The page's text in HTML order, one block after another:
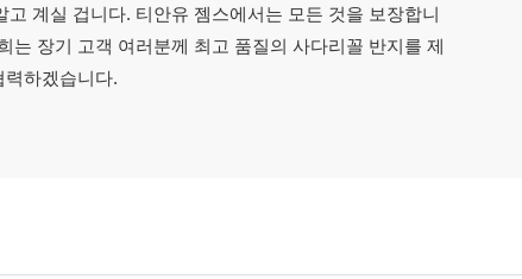
계실 겁니다. 티안유 젬스에서는 모든 것을 보장합니
장기 고객 여러분께 최고 품질의 사다리꼴 반지를 제
하겠습니다.